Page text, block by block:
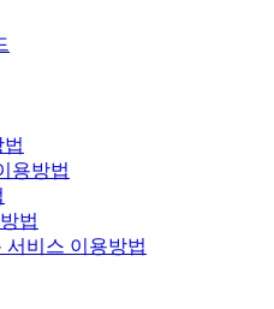
용방법
법
서비스 이용방법